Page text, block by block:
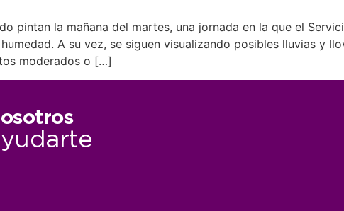
pintan la mañana del martes, una jornada en la que el
A su vez, se siguen visualizando posibles lluvias y
moderados o […]